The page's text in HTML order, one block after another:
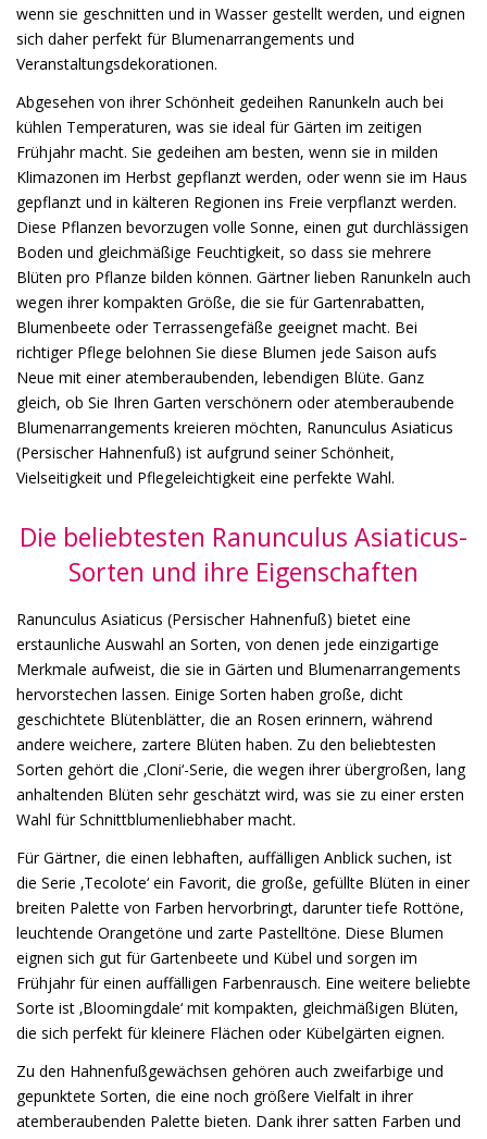
wenn sie geschnitten und in Wasser gestellt werden, und eignen
sich daher perfekt für Blumenarrangements und
Veranstaltungsdekorationen.
Abgesehen von ihrer Schönheit gedeihen Ranunkeln auch bei
kühlen Temperaturen, was sie ideal für Gärten im zeitigen
Frühjahr macht. Sie gedeihen am besten, wenn sie in milden
Klimazonen im Herbst gepflanzt werden, oder wenn sie im Haus
gepflanzt und in kälteren Regionen ins Freie verpflanzt werden.
Diese Pflanzen bevorzugen volle Sonne, einen gut durchlässigen
Boden und gleichmäßige Feuchtigkeit, so dass sie mehrere
Blüten pro Pflanze bilden können. Gärtner lieben Ranunkeln auch
wegen ihrer kompakten Größe, die sie für Gartenrabatten,
Blumenbeete oder Terrassengefäße geeignet macht. Bei
richtiger Pflege belohnen Sie diese Blumen jede Saison aufs
Neue mit einer atemberaubenden, lebendigen Blüte. Ganz
gleich, ob Sie Ihren Garten verschönern oder atemberaubende
Blumenarrangements kreieren möchten, Ranunculus Asiaticus
(Persischer Hahnenfuß) ist aufgrund seiner Schönheit,
Vielseitigkeit und Pflegeleichtigkeit eine perfekte Wahl.
Die beliebtesten Ranunculus Asiaticus-
Sorten und ihre Eigenschaften
Ranunculus Asiaticus (Persischer Hahnenfuß) bietet eine
erstaunliche Auswahl an Sorten, von denen jede einzigartige
Merkmale aufweist, die sie in Gärten und Blumenarrangements
hervorstechen lassen. Einige Sorten haben große, dicht
geschichtete Blütenblätter, die an Rosen erinnern, während
andere weichere, zartere Blüten haben. Zu den beliebtesten
Sorten gehört die ‚Cloni‘-Serie, die wegen ihrer übergroßen, lang
anhaltenden Blüten sehr geschätzt wird, was sie zu einer ersten
Wahl für Schnittblumenliebhaber macht.
Für Gärtner, die einen lebhaften, auffälligen Anblick suchen, ist
die Serie ‚Tecolote‘ ein Favorit, die große, gefüllte Blüten in einer
breiten Palette von Farben hervorbringt, darunter tiefe Rottöne,
leuchtende Orangetöne und zarte Pastelltöne. Diese Blumen
eignen sich gut für Gartenbeete und Kübel und sorgen im
Frühjahr für einen auffälligen Farbenrausch. Eine weitere beliebte
Sorte ist ‚Bloomingdale‘ mit kompakten, gleichmäßigen Blüten,
die sich perfekt für kleinere Flächen oder Kübelgärten eignen.
Zu den Hahnenfußgewächsen gehören auch zweifarbige und
gepunktete Sorten, die eine noch größere Vielfalt in ihrer
atemberaubenden Palette bieten. Dank ihrer satten Farben und